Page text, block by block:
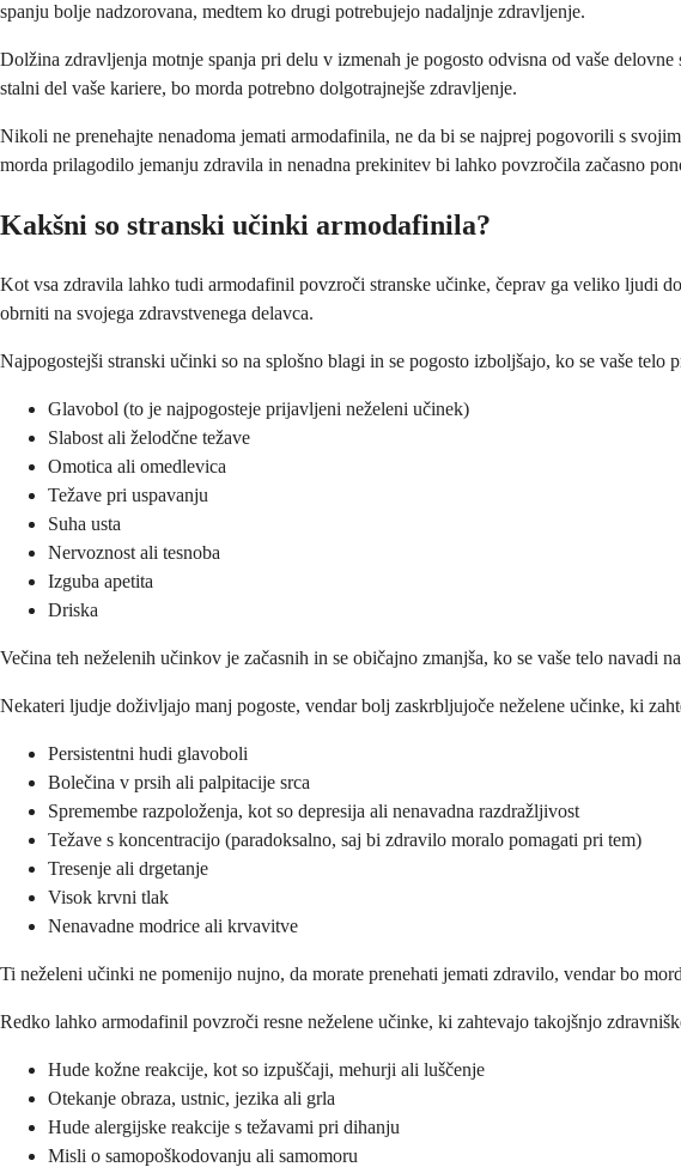
spanju bolje nadzorovana, medtem ko drugi potrebujejo nadaljnje zdravljenje.
Dolžina zdravljenja motnje spanja pri delu v izmenah je pogosto odvisna od vaše
stalni del vaše kariere, bo morda potrebno dolgotrajnejše zdravljenje.
Nikoli ne prenehajte nenadoma jemati armodafinila, ne da bi se najprej pogovorili s
morda prilagodilo jemanju zdravila in nenadna prekinitev bi lahko povzročila začasno
Kakšni so stranski učinki armodafinila?
Kot vsa zdravila lahko tudi armodafinil povzroči stranske učinke, čeprav ga veliko ljudi
obrniti na svojega zdravstvenega delavca.
Najpogostejši stranski učinki so na splošno blagi in se pogosto izboljšajo, ko se vaše
Glavobol (to je najpogosteje prijavljeni neželeni učinek)
Slabost ali želodčne težave
Omotica ali omedlevica
Težave pri uspavanju
Suha usta
Nervoznost ali tesnoba
Izguba apetita
Driska
Večina teh neželenih učinkov je začasnih in se običajno zmanjša, ko se vaše telo navadi
Nekateri ljudje doživljajo manj pogoste, vendar bolj zaskrbljujoče neželene učinke, ki
Persistentni hudi glavoboli
Bolečina v prsih ali palpitacije srca
Spremembe razpoloženja, kot so depresija ali nenavadna razdražljivost
Težave s koncentracijo (paradoksalno, saj bi zdravilo moralo pomagati pri tem)
Tresenje ali drgetanje
Visok krvni tlak
Nenavadne modrice ali krvavitve
Ti neželeni učinki ne pomenijo nujno, da morate prenehati jemati zdravilo, vendar bo
Redko lahko armodafinil povzroči resne neželene učinke, ki zahtevajo takojšnjo
Hude kožne reakcije, kot so izpuščaji, mehurji ali luščenje
Otekanje obraza, ustnic, jezika ali grla
Hude alergijske reakcije s težavami pri dihanju
Misli o samopoškodovanju ali samomoru